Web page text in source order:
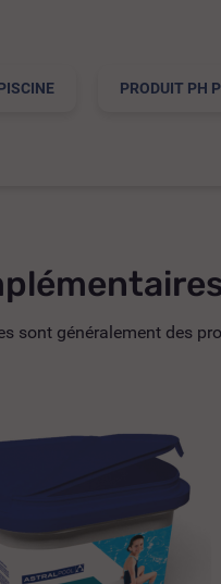
PRODUIT PH
sont généralement des